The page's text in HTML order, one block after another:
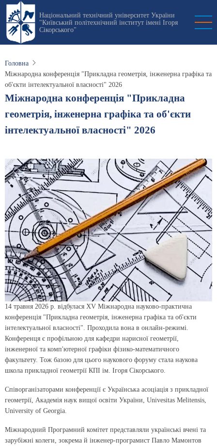
Перейти
основного
вмісту
Національний технічний університет України
"Київський політехнічний інститут імені Ігоря
Сікорського"
Головна
Міжнародна конференція "Прикладна геометрія, інженерна графіка та
об'єкти інтелектуальної власності" 2026
Міжнародна конференція "Прикладна
геометрія, інженерна графіка та об'єкти
інтелектуальної власності" 2026
14 травня 2026 р. відбулася ХV Міжнародна науково-практична
конференція "Прикладна геометрія, інженерна графіка та об'єкти
інтелектуальної власності". Проходила вона в онлайн-режимі.
Конференця є профільною для кафедри нарисної геометрії,
інженерної та комп'ютерної графіки фізико-математичного
факультету. Тож базою для цього наукового форуму стала наукова
школа прикладної геометрії КПІ ім. Ігоря Сікорського.
Співорганізаторами конференції є Українська асоціація з прикладної
геометрії, Академія наук вищої освіти України, Univesitas Melitensis,
University of Georgia.
Міжнародний Програмний комітет представляли українські вчені та
зарубіжні колеги, зокрема й інженер-програмист Павло Мамонтов